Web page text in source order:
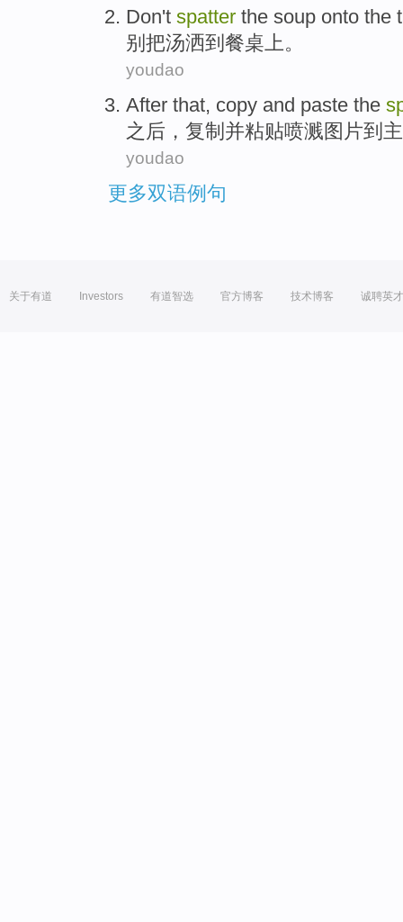
Don't spatter the soup onto the
别 把汤洒到餐桌上。
youdao
After that, copy and paste the
之后 ， 复制 并粘贴喷溅图片到 主
youdao
更多双语例句
关于有道 Investors 有道智选 官方博客 技术博客 诚聘英才